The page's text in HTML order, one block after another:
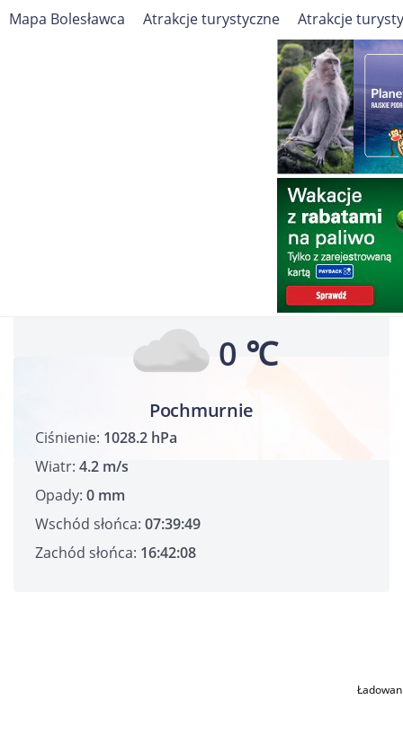
Mapa Bolesławca Atrakcje turystyczne Atrakcje
0 ℃
Pochmurnie
Ciśnienie: 1028.2 hPa
Wiatr: 4.2 m/s
Opady: 0 mm
Wschód słońca: 07:39:49
Zachód słońca: 16:42:08